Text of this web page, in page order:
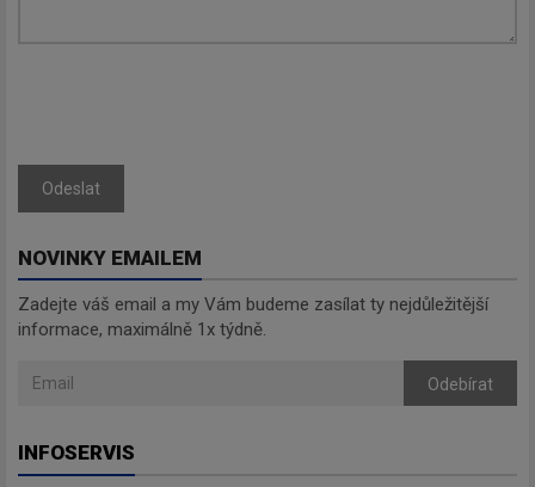
Odeslat
NOVINKY EMAILEM
Zadejte váš email a my Vám budeme zasílat ty nejdůležitější
informace, maximálně 1x týdně.
Odebírat
INFOSERVIS